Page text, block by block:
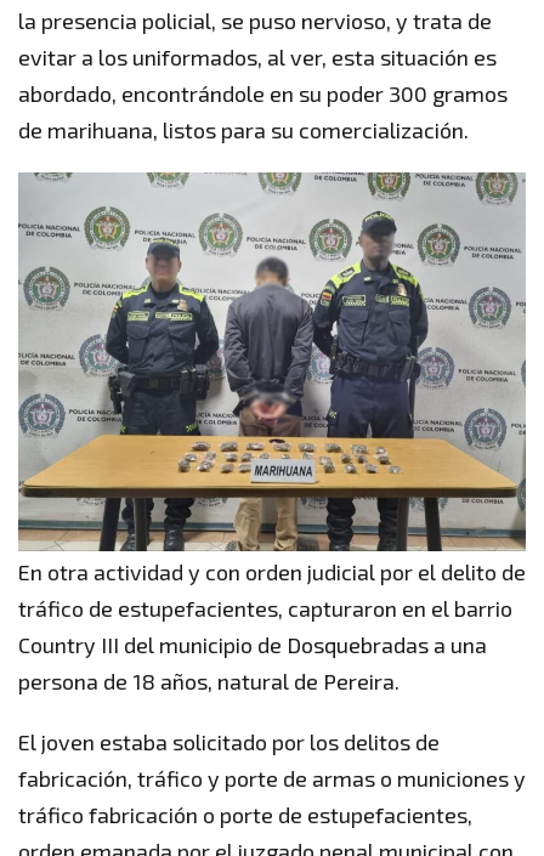
la presencia policial, se puso nervioso, y trata de
evitar a los uniformados, al ver, esta situación es
abordado, encontrándole en su poder 300 gramos
de marihuana, listos para su comercialización.
En otra actividad y con orden judicial por el delito de
tráfico de estupefacientes, capturaron en el barrio
Country III del municipio de Dosquebradas a una
persona de 18 años, natural de Pereira.
El joven estaba solicitado por los delitos de
fabricación, tráfico y porte de armas o municiones y
tráfico fabricación o porte de estupefacientes,